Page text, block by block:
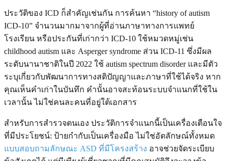
ประวัติของ ICD ก็สำคัญเช่นกัน การค้นหา “history of autism
ICD-10” จำนวนมากมาจากผู้ที่อ่านภาษาทางการแพทย์
โรงเรียน หรือประกันที่เก่ากว่า ICD-10 ใช้หมวดหมู่เช่น
childhood autism และ Asperger syndrome ส่วน ICD-11 ซึ่งมีผล
ระดับนานาชาติในปี 2022 ใช้ autism spectrum disorder และมีตัว
ระบุเกี่ยวกับพัฒนาการทางสติปัญญาและภาษาที่ใช้ได้จริง หาก
คุณเห็นคำเก่าในบันทึก คำนั้นอาจสะท้อนระบบจำแนกที่ใช้ใน
เวลานั้น ไม่ใช่คนละคนที่อยู่ใต้เอกสาร
สำหรับการสำรวจตนเอง ประวัติการจำแนกนี้เป็นเครื่องเตือนใจ
ที่มีประโยชน์: ป้ายกำกับเป็นเครื่องมือ ไม่ใช่อัตลักษณ์ทั้งหมด
แบบสอบถามลักษณะ ASD ที่มีโครงสร้าง อาจช่วยจัดระเบียบ